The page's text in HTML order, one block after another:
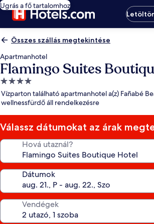
Ugrás a fő tartalomhoz
Összes szállás megtekintése
Apartmanhotel
Flamingo Suites
4.0
csillagos
szálláshely
Vízparton található apartmanhotel a(z) Fañabé
wellnessfürdő áll rendelkezésre
Válassz dátumokat az árak
Hová utaznál?
Dátumok
Vendégek